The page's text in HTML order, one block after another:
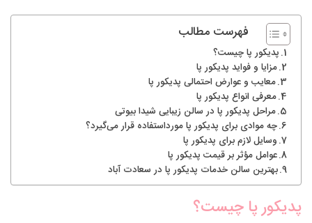
فهرست مطالب
پدیکور پا چیست؟
مزایا و فواید پدیکور پا
معایب و عوارض احتمالی پدیکور پا
معرفی انواع پدیکور پا
مراحل پدیکور پا در سالن زیبایی شیدا بیوتی
چه موادی برای پدیکور پا مورداستفاده قرار می‌گیرد؟
وسایل لازم برای پدیکور پا
عوامل مؤثر بر قیمت پدیکور پا
بهترین سالن خدمات پدیکور پا در سعادت آباد
پدیکور پا چیست؟